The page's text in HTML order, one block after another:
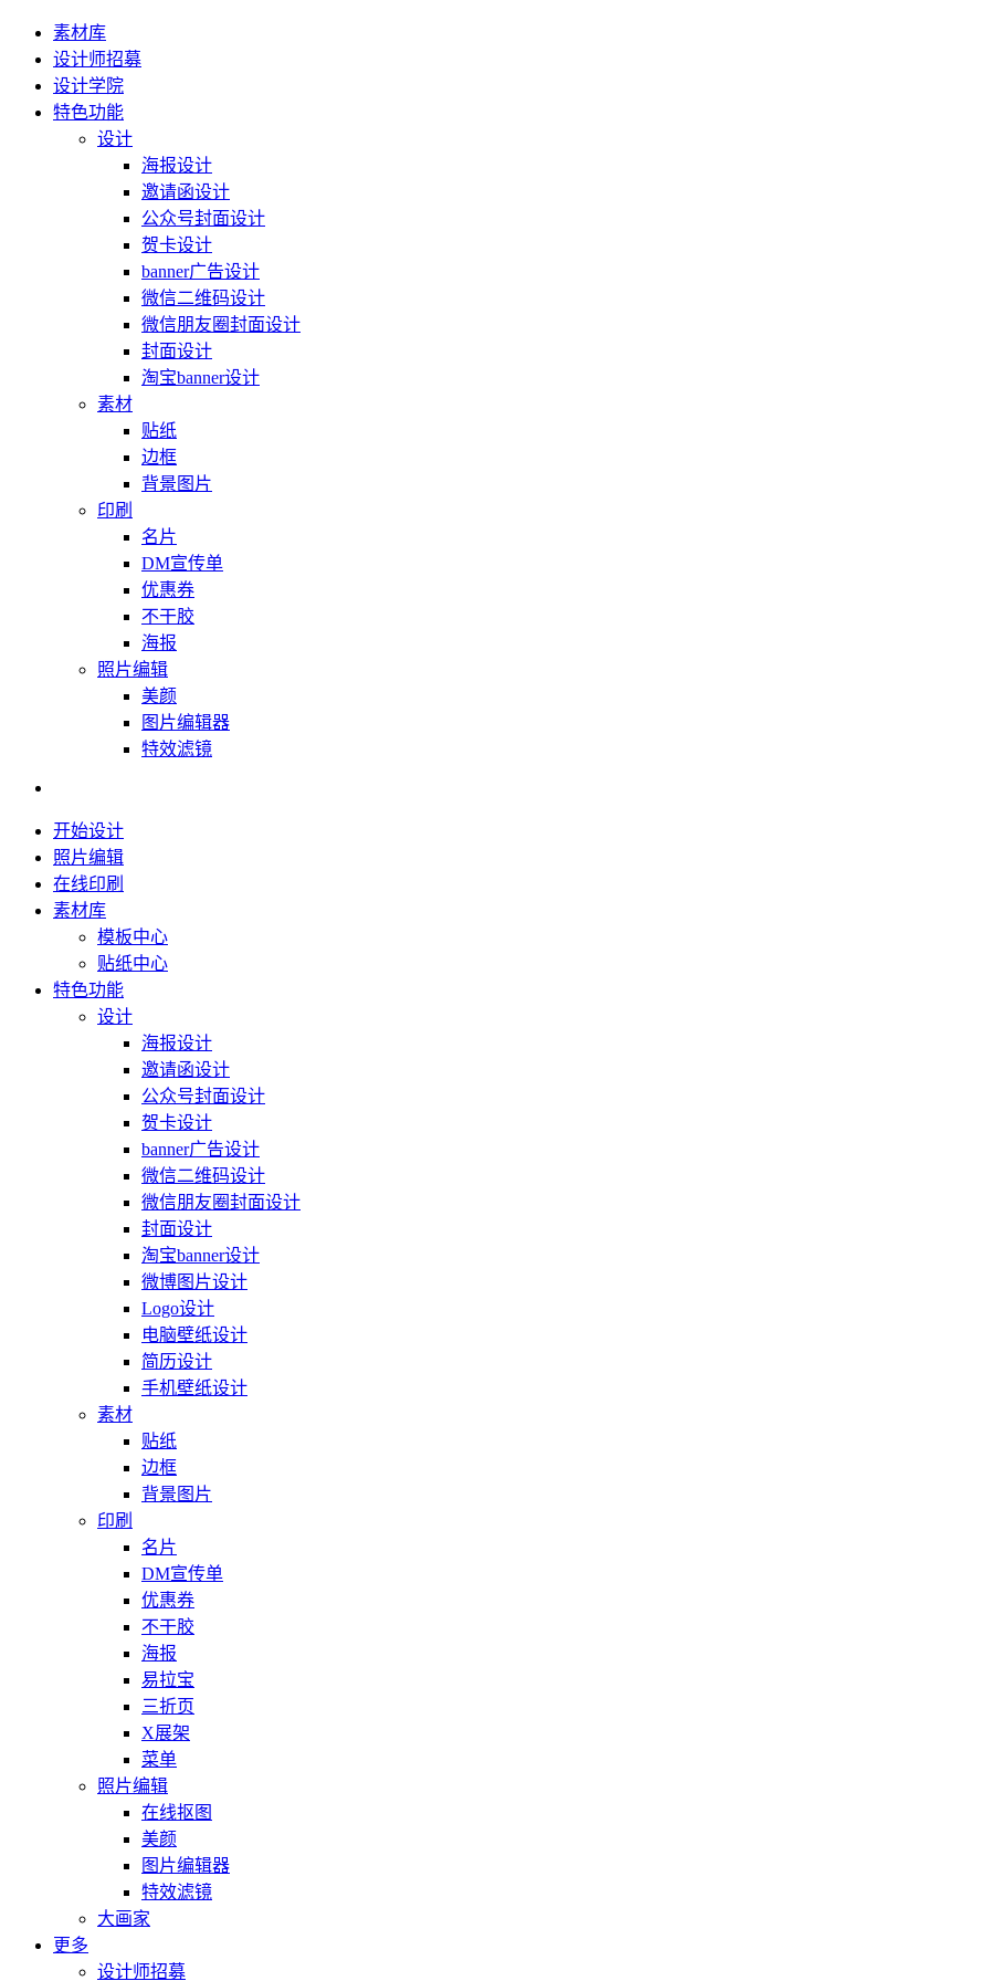
素材库
设计师招募
设计学院
特色功能
设计
海报设计
邀请函设计
公众号封面设计
贺卡设计
banner广告设计
微信二维码设计
微信朋友圈封面设计
封面设计
淘宝banner设计
素材
贴纸
边框
背景图片
印刷
名片
DM宣传单
优惠券
不干胶
海报
照片编辑
美颜
图片编辑器
特效滤镜
开始设计
照片编辑
在线印刷
素材库
模板中心
贴纸中心
特色功能
设计
海报设计
邀请函设计
公众号封面设计
贺卡设计
banner广告设计
微信二维码设计
微信朋友圈封面设计
封面设计
淘宝banner设计
微博图片设计
Logo设计
电脑壁纸设计
简历设计
手机壁纸设计
素材
贴纸
边框
背景图片
印刷
名片
DM宣传单
优惠券
不干胶
海报
易拉宝
三折页
X展架
菜单
照片编辑
在线抠图
美颜
图片编辑器
特效滤镜
大画家
更多
设计师招募